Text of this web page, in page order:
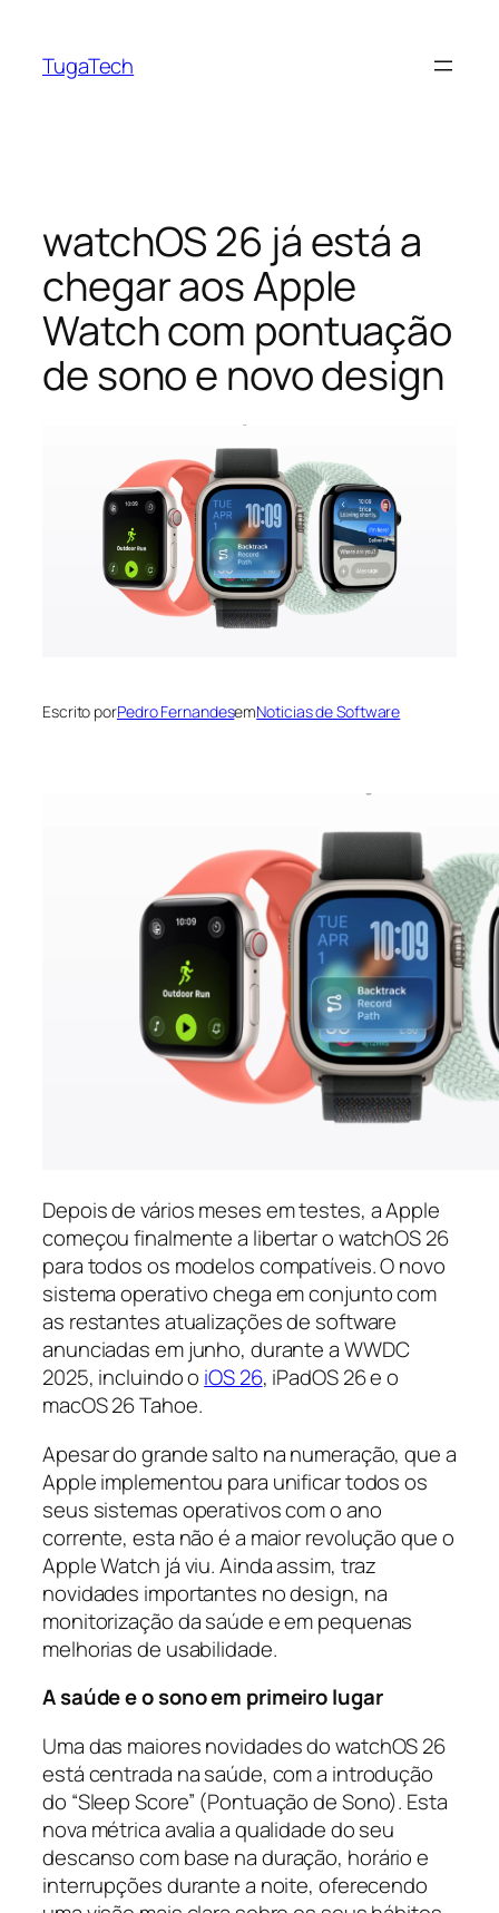
TugaTech
watchOS 26 já está a
chegar aos Apple
Watch com pontuação
de sono e novo design
Escrito porPedro FernandesemNoticias de Software
Depois de vários meses em testes, a Apple
começou finalmente a libertar o watchOS 26
para todos os modelos compatíveis. O novo
sistema operativo chega em conjunto com
as restantes atualizações de software
anunciadas em junho, durante a WWDC
2025, incluindo o iOS 26, iPadOS 26 e o
macOS 26 Tahoe.
Apesar do grande salto na numeração, que a
Apple implementou para unificar todos os
seus sistemas operativos com o ano
corrente, esta não é a maior revolução que o
Apple Watch já viu. Ainda assim, traz
novidades importantes no design, na
monitorização da saúde e em pequenas
melhorias de usabilidade.
A saúde e o sono em primeiro lugar
Uma das maiores novidades do watchOS 26
está centrada na saúde, com a introdução
do “Sleep Score” (Pontuação de Sono). Esta
nova métrica avalia a qualidade do seu
descanso com base na duração, horário e
interrupções durante a noite, oferecendo